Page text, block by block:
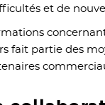
et de
fait partie des